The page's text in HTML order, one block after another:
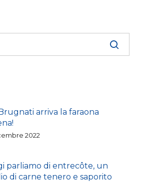
arriva la faraona
2022
parliamo di entrecôte, un
di carne tenero e saporito